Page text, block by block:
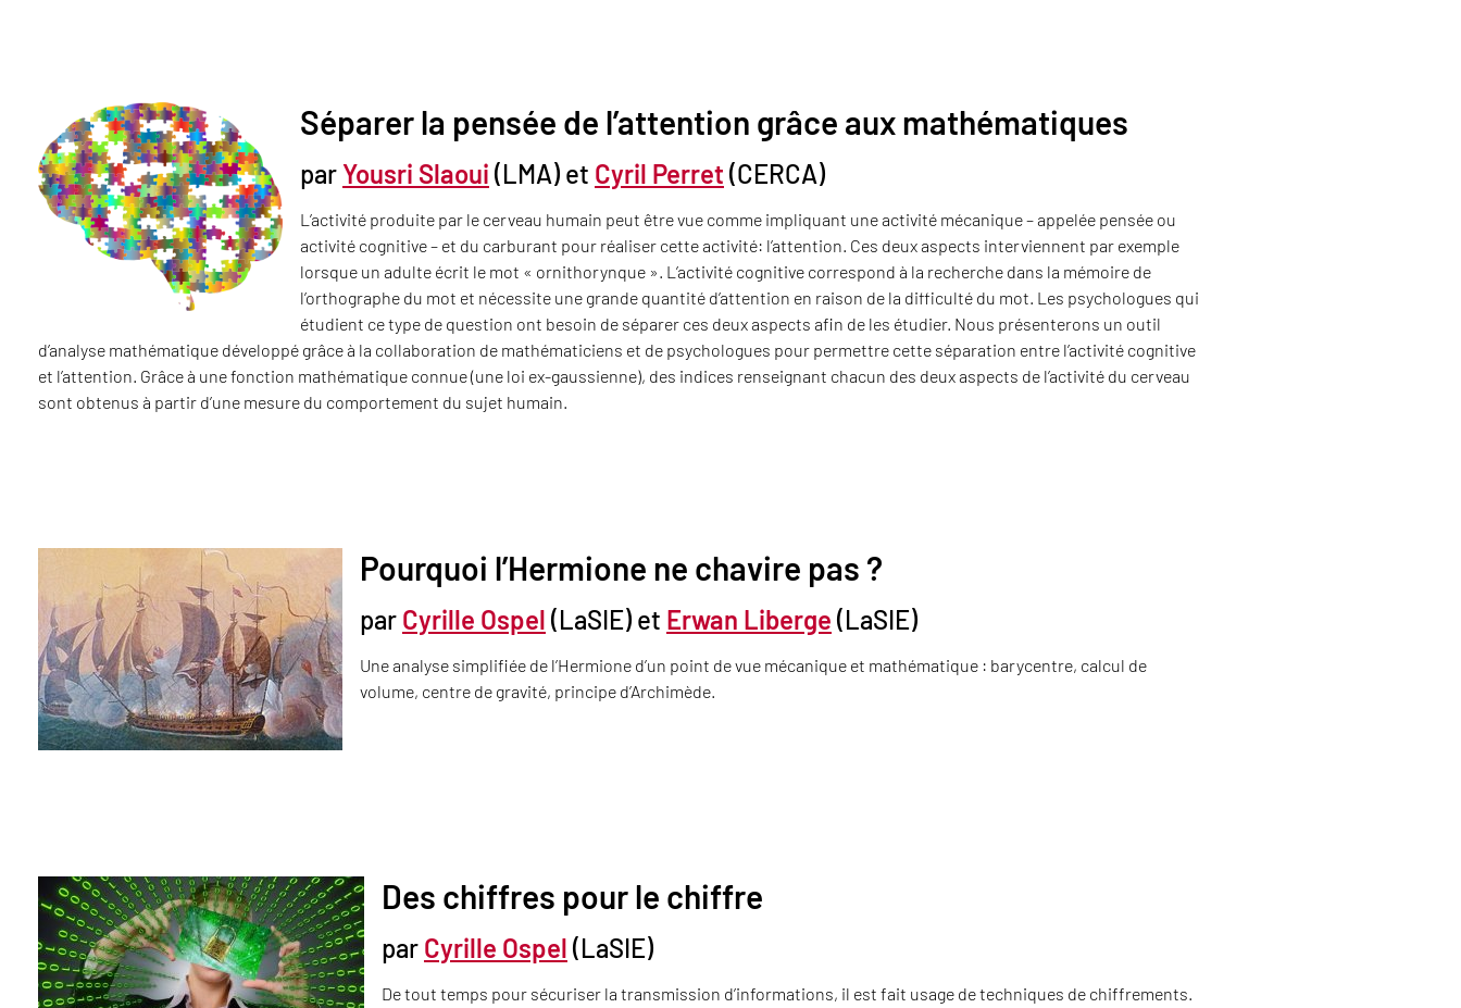
Séparer la pensée de l’attention grâce aux mathématiques
parYousri Slaoui (LMA) et Cyril Perret (CERCA)
L’activité produite par le cerveau humain peut être vue comme impliquant une activité mécanique – appelée pensée ou
activité cognitive – et du carburant pour réaliser cette activité: l’attention. Ces deux aspects interviennent par exemple
lorsque un adulte écrit le mot « ornithorynque ». L’activité cognitive correspond à la recherche dans la mémoire de
l’orthographe du mot et nécessite une grande quantité d’attention en raison de la difficulté du mot. Les psychologues qui
étudient ce type de question ont besoin de séparer ces deux aspects afin de les étudier. Nous présenterons un outil
d’analyse mathématique développé grâce à la collaboration de mathématiciens et de psychologues pour permettre cette séparation entre l’activité cognitive
et l’attention. Grâce à une fonction mathématique connue (une loi ex-gaussienne), des indices renseignant chacun des deux aspects de l’activité du cerveau
sont obtenus à partir d’une mesure du comportement du sujet humain.
Pourquoi l’Hermione ne chavire pas ?
par Cyrille Ospel (LaSIE) et Erwan Liberge (LaSIE)
Une analyse simplifiée de l’Hermione d’un point de vue mécanique et mathématique : barycentre, calcul de
volume, centre de gravité, principe d’Archimède.
Des chiffres pour le chiffre
par Cyrille Ospel (LaSIE)
De tout temps pour sécuriser la transmission d’informations, il est fait usage de techniques de chiffrements.